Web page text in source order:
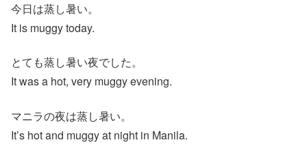
今日は蒸し暑い。
It is muggy today.
とても蒸し暑い夜でした。
It was a hot, very muggy evening.
マニラの夜は蒸し暑い。
It’s hot and muggy at night in Manila.